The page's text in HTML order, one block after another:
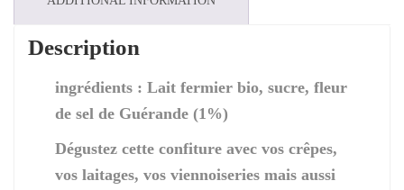
quantity
Description
ingrédients : Lait fermier bio, sucre, fleur
de sel de Guérande (1%)
Dégustez cette confiture avec vos crêpes,
vos laitages, vos viennoiseries mais aussi